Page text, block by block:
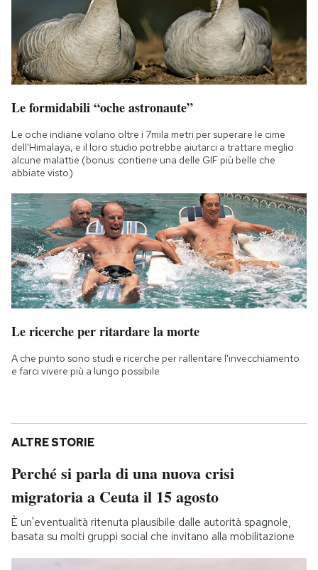
Le formidabili “oche astronaute”
Le oche indiane volano oltre i 7mila metri per superare le cime
dell'Himalaya, e il loro studio potrebbe aiutarci a trattare meglio
alcune malattie (bonus: contiene una delle GIF più belle che
abbiate visto)
Le ricerche per ritardare la morte
A che punto sono studi e ricerche per rallentare l'invecchiamento
e farci vivere più a lungo possibile
ALTRE STORIE
Perché si parla di una nuova crisi
migratoria a Ceuta il 15 agosto
È un'eventualità ritenuta plausibile dalle autorità spagnole,
basata su molti gruppi social che invitano alla mobilitazione